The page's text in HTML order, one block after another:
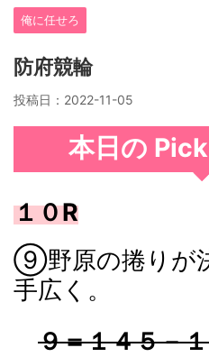
俺に任せろ
防府競輪
投稿日： 2022-11-05
本日の
１０R
⑨野原の捲りが
手広く。
９＝１４５